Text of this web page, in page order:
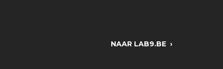
NAAR LAB9.BE ›